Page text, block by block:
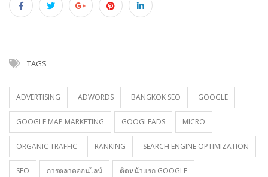
TAGS
ADVERTISING ADWORDS BANGKOK SEO GOOGLE
GOOGLE MAP MARKETING GOOGLEADS MICRO
ORGANIC TRAFFIC RANKING SEARCH ENGINE OPTIMIZATION
SEO การตลาดออนไลน์ ติดหน้าแรก GOOGLE